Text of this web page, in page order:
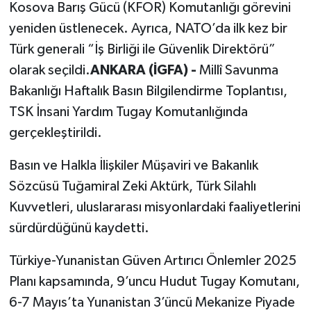
Kosova Barış Gücü (KFOR) Komutanlığı görevini
yeniden üstlenecek. Ayrıca, NATO’da ilk kez bir
Türk generali “İş Birliği ile Güvenlik Direktörü”
olarak seçildi.ANKARA (İGFA) - Millî Savunma
Bakanlığı Haftalık Basın Bilgilendirme Toplantısı,
TSK İnsani Yardım Tugay Komutanlığında
gerçekleştirildi.
Basın ve Halkla İlişkiler Müşaviri ve Bakanlık
Sözcüsü Tuğamiral Zeki Aktürk, Türk Silahlı
Kuvvetleri, uluslararası misyonlardaki faaliyetlerini
sürdürdüğünü kaydetti.
Türkiye-Yunanistan Güven Artırıcı Önlemler 2025
Planı kapsamında, 9’uncu Hudut Tugay Komutanı,
6-7 Mayıs’ta Yunanistan 3’üncü Mekanize Piyade